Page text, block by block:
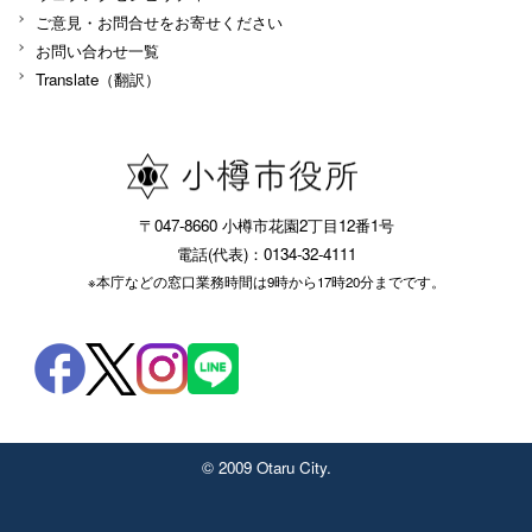
ご意見・お問合せをお寄せください
お問い合わせ一覧
Translate（翻訳）
〒047-8660 小樽市花園2丁目12番1号
電話(代表)：0134-32-4111
※本庁などの窓口業務時間は9時から17時20分までです。
© 2009 Otaru City.